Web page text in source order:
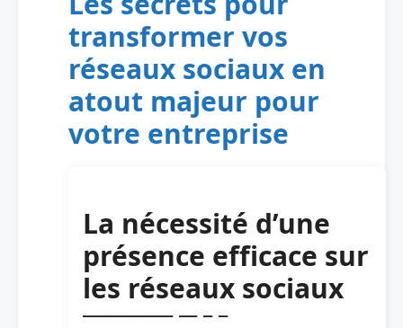
transformer vos
réseaux sociaux en
atout majeur pour
votre entreprise
La nécessité d’une
présence efficace sur
les réseaux sociaux